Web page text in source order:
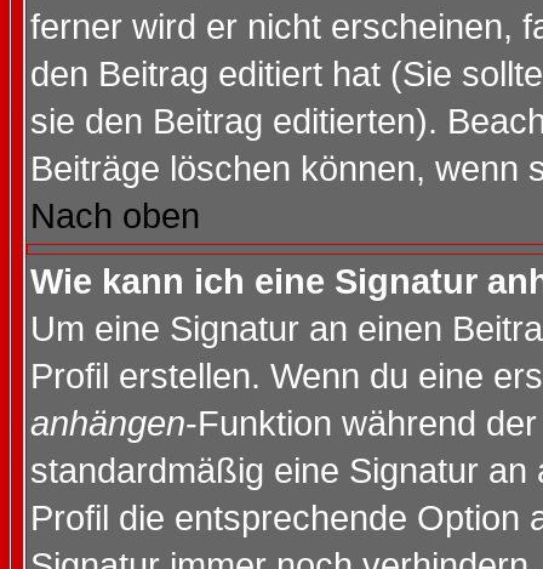
ferner wird er nicht erscheinen,
den Beitrag editiert hat (Sie
sie den Beitrag editierten).
Beiträge löschen können, wenn
Nach oben
Wie kann ich eine Signatur
Um eine Signatur an einen
Profil erstellen. Wenn du eine
anhängen-Funktion während
standardmäßig eine Signatur
Profil die entsprechende Option